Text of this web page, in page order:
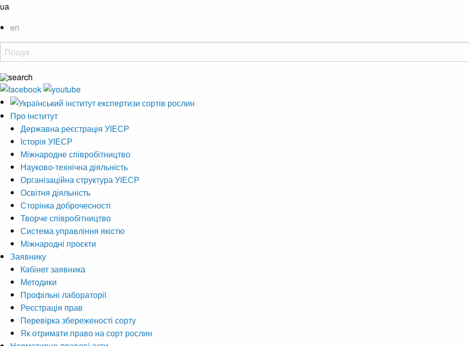
ua
en
Про інститут
Державна реєстрація УІЕСР
Історія УІЕСР
Міжнародне співробітництво
Науково-технічна діяльність
Організаційна структура УІЕСР
Освітня діяльність
Сторінка доброчесності
Творче співробітництво
Система управління якістю
Міжнародні проєкти
Заявнику
Кабінет заявника
Методики
Профільні лабораторії
Реєстрація прав
Перевірка збереженості сорту
Як отримати право на сорт рослин